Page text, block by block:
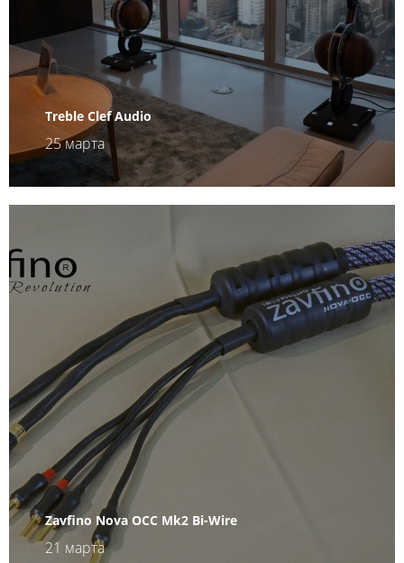
Treble Clef Audio
25 марта
Zavfino Nova OCC Mk2 Bi-Wire
21 марта